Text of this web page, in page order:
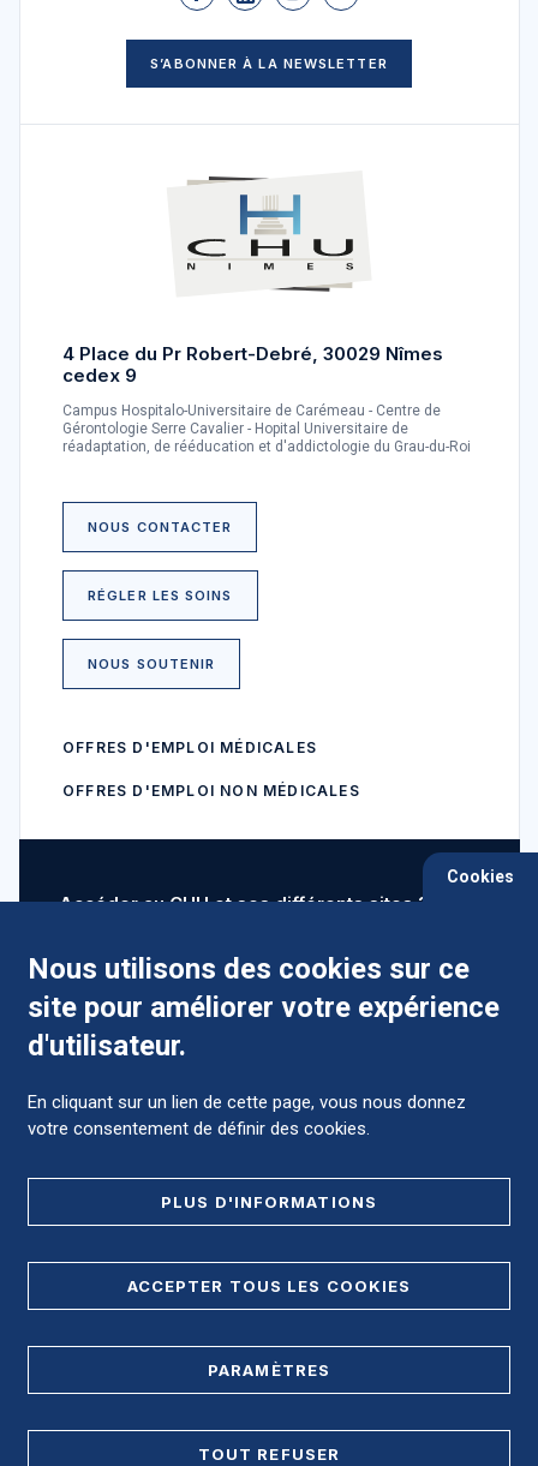
S’ABONNER À LA NEWSLETTER
4 Place du Pr Robert-Debré, 30029 Nîmes
cedex 9
Campus Hospitalo-Universitaire de Carémeau - Centre de
Gérontologie Serre Cavalier - Hopital Universitaire de
réadaptation, de rééducation et d'addictologie du Grau-du-Roi
NOUS CONTACTER
RÉGLER LES SOINS
NOUS SOUTENIR
OFFRES D'EMPLOI MÉDICALES
OFFRES D'EMPLOI NON MÉDICALES
Accéder au CHU et ses différents sites ?
Comment préparer mon hospitalisation ?
PLAN DE SITE
Cookies
Nous utilisons des cookies sur ce
site pour améliorer votre expérience
d'utilisateur.
En cliquant sur un lien de cette page, vous nous donnez
votre consentement de définir des cookies.
PLUS D'INFORMATIONS
ACCEPTER TOUS LES COOKIES
PARAMÈTRES
TOUT REFUSER